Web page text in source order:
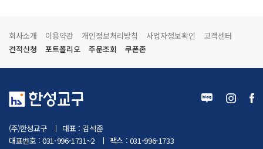
회사소개 이용약관 개인정보처리방침 사업자정보확인
고객센터
견적신청
포트폴리오 주문조회 쿠폰존
(주)한성교구
대표 : 김석준
대표번호 : 031-996-1731~2
팩스 : 031-996-1733